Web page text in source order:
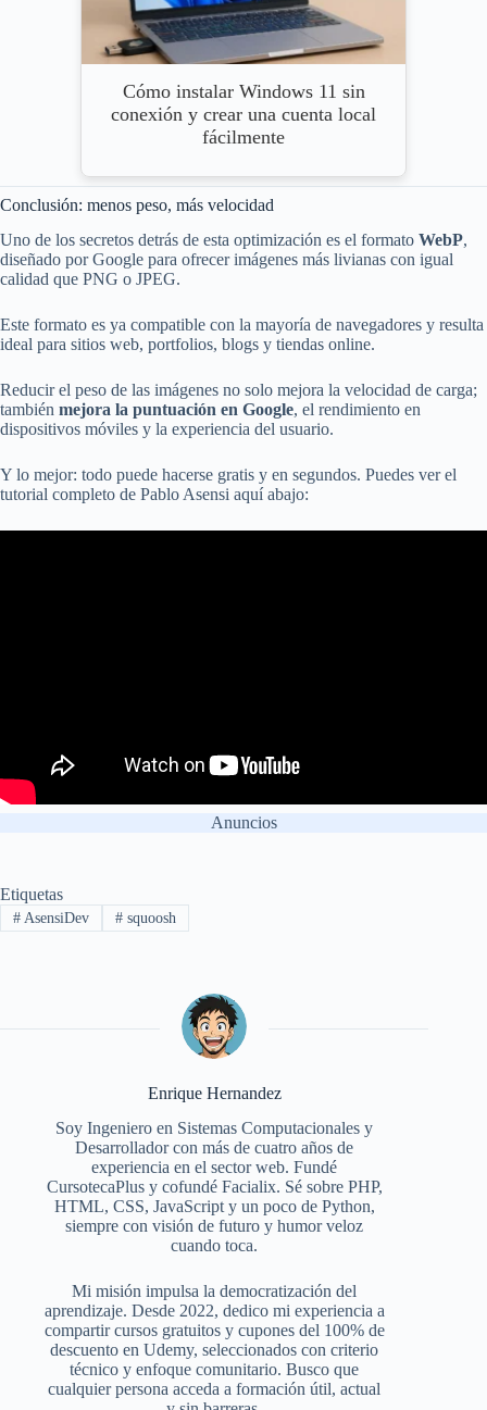
Cómo instalar Windows 11 sin
conexión y crear una cuenta local
fácilmente
Conclusión: menos peso, más velocidad
Uno de los secretos detrás de esta optimización es el formato WebP,
diseñado por Google para ofrecer imágenes más livianas con igual
calidad que PNG o JPEG.
Este formato es ya compatible con la mayoría de navegadores y resulta
ideal para sitios web, portfolios, blogs y tiendas online.
Reducir el peso de las imágenes no solo mejora la velocidad de carga;
también mejora la puntuación en Google, el rendimiento en
dispositivos móviles y la experiencia del usuario.
Y lo mejor: todo puede hacerse gratis y en segundos. Puedes ver el
tutorial completo de Pablo Asensi aquí abajo:
Anuncios
Etiquetas
#AsensiDev #squoosh
Enrique Hernandez
Soy Ingeniero en Sistemas Computacionales y
Desarrollador con más de cuatro años de
experiencia en el sector web. Fundé
CursotecaPlus y cofundé Facialix. Sé sobre PHP,
HTML, CSS, JavaScript y un poco de Python,
siempre con visión de futuro y humor veloz
cuando toca.
Mi misión impulsa la democratización del
aprendizaje. Desde 2022, dedico mi experiencia a
compartir cursos gratuitos y cupones del 100% de
descuento en Udemy, seleccionados con criterio
técnico y enfoque comunitario. Busco que
cualquier persona acceda a formación útil, actual